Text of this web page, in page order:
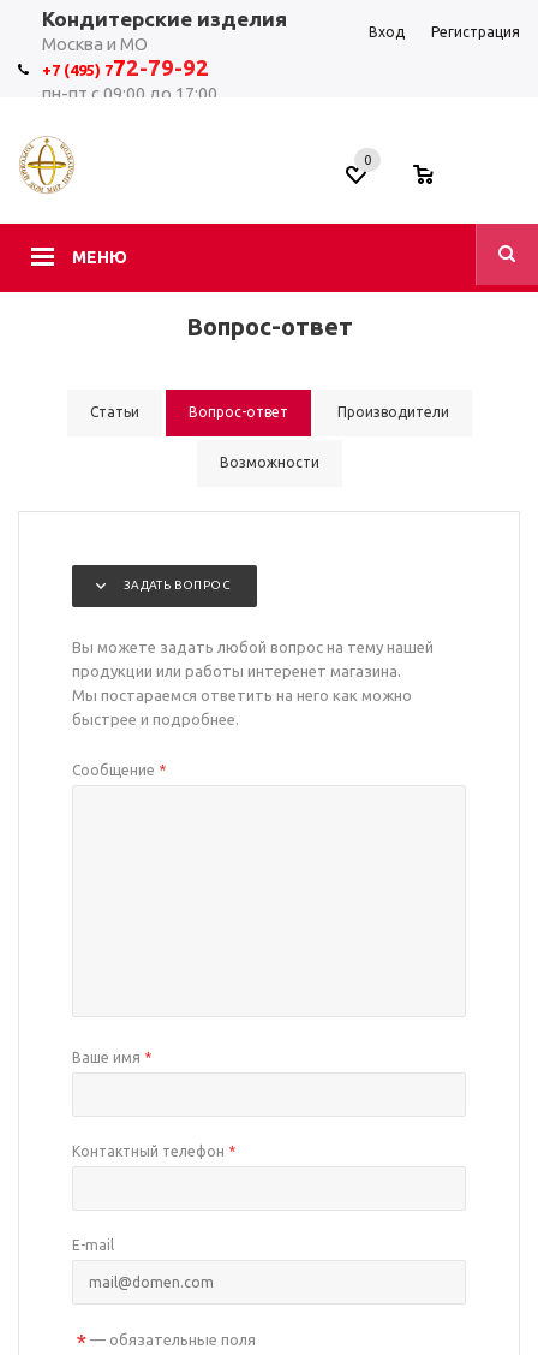
Кондитерские изделия
Москва и МО
+7 (495) 772-79-92
пн-пт с 09:00 до 17:00
Вход Регистрация
МЕНЮ
0
Вопрос-ответ
Статьи Вопрос-ответ Производители
Возможности
ЗАДАТЬ ВОПРОС
Вы можете задать любой вопрос на тему нашей
продукции или работы интеренет магазина.
Мы постараемся ответить на него как можно
быстрее и подробнее.
Сообщение *
Ваше имя *
Контактный телефон *
E-mail
* — обязательные поля